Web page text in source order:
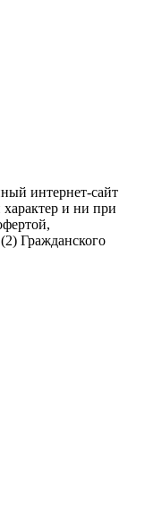
интернет-сайт
и ни при
Гражданского